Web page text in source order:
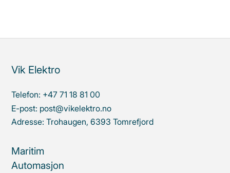
Vik Elektro
Telefon: +47 71 18 81 00
E-post: post@vikelektro.no
Adresse: Trohaugen, 6393 Tomrefjord
Maritim
Automasjon